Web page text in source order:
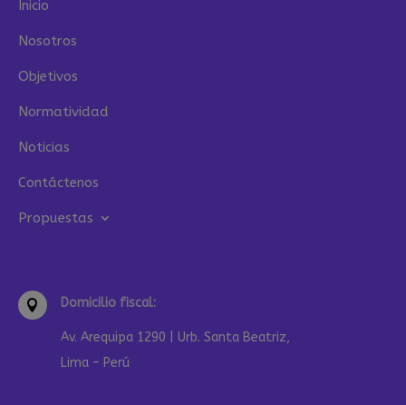
Inicio
Nosotros
Objetivos
Normatividad
Noticias
Contáctenos
Propuestas
 Domicilio fiscal:
Av. Arequipa 1290 | Urb. Santa Beatriz,
Lima – Perú